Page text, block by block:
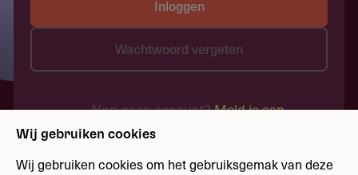
Inloggen
Wachtwoord vergeten
Nog geen account?Meld je aan
Wij gebruiken cookies
Wij gebruiken cookies om het gebruiksgemak van deze